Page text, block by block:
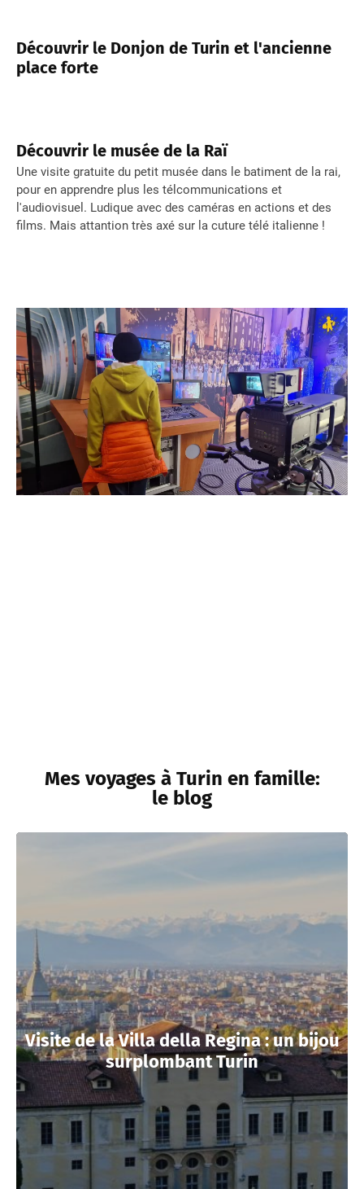
Découvrir le Donjon de Turin et l'ancienne
place forte
Découvrir le musée de la Raï
Une visite gratuite du petit musée dans le batiment de la rai,
pour en apprendre plus les télcommunications et
l'audiovisuel. Ludique avec des caméras en actions et des
films. Mais attantion très axé sur la cuture télé italienne !
Mes voyages à Turin en famille:
le blog
Visite de la Villa della Regina : un bijou
surplombant Turin